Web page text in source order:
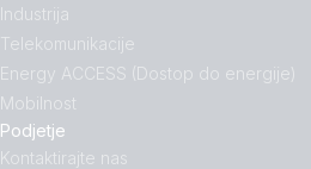
Industrija
Telekomunikacije
Energy ACCESS (Dostop do energije)
Mobilnost
Podjetje
Kontaktirajte nas